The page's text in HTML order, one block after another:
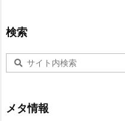
検索
メタ情報